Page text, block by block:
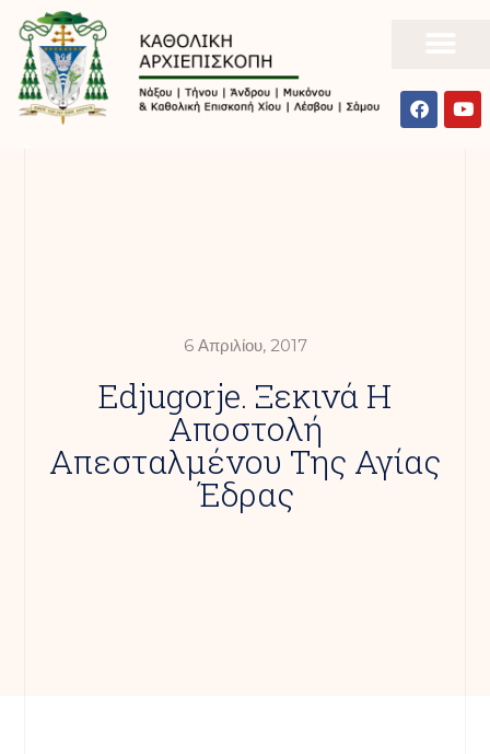
6 Απριλίου, 2017
Edjugorje. Ξεκινά Η
Αποστολή
Απεσταλμένου Της Αγίας
Έδρας